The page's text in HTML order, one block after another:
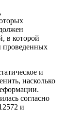
в которой
проведенных
и
насколько
согласно
и